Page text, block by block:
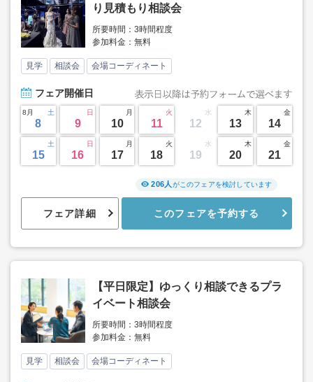
り見積もり相談会
所要時間：3時間程度
参加料金：無料
見学 相談会 会場コーディネート
フェア開催日
8月 土
8
日
9
月
10
火
11
水
12
木
13
金
14
土
15
日
16
月
17
火
18
水
19
木
20
金
21
フェア詳細
206人 がこのフェアを検討しています
このフェアを予約する
【平日限定】ゆっくり相談できるプラ
イベート相談会
所要時間：3時間程度
参加料金：無料
見学 相談会 会場コーディネート